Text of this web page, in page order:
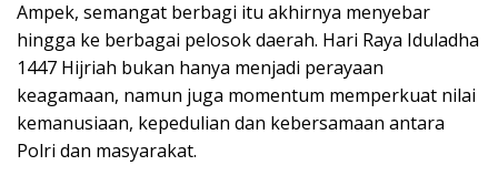
Ampek, semangat berbagi itu akhirnya menyebar
hingga ke berbagai pelosok daerah. Hari Raya Iduladha
1447 Hijriah bukan hanya menjadi perayaan
keagamaan, namun juga momentum memperkuat nilai
kemanusiaan, kepedulian dan kebersamaan antara
Polri dan masyarakat.